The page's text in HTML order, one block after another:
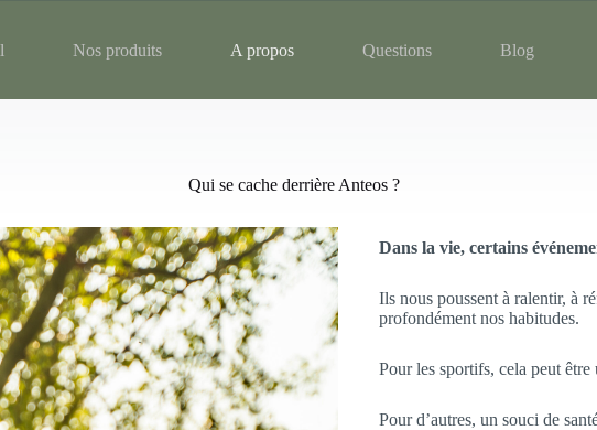
Nos produits A propos Questions Blog
Qui se cache derrière Anteos ?
Dans la vie, certains
Ils nous poussent à ralentir, à
profondément nos habitudes.
Pour les sportifs, cela peut être
Pour d’autres, un souci de